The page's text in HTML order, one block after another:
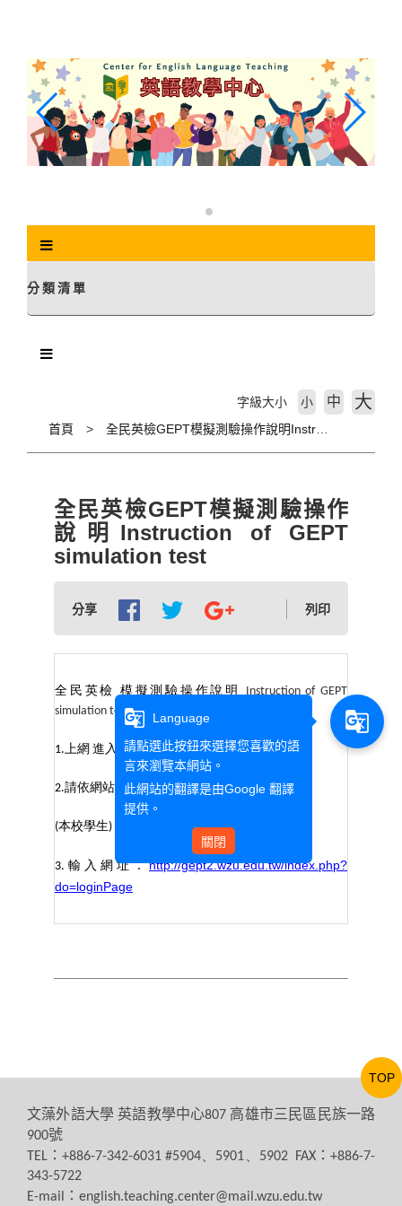
分類清單
首頁
字級大小 小 中 大
全民英檢GEPT模擬測驗操作
說明Instruction of GEPT
simulation test
分享 列印
全民英檢 模擬測驗操作說明
Instruction of GEPT
simulation test
1.上網 進入 “google chrome“
2.請依網站指示下登入帳密
(本校學生) 及密碼均為學號
3. 輸入網址：http://gept2.wzu.edu.tw/index.php?
do=loginPage
文藻外語大學 英語教學中心807 高雄市三民區民族一路
900號
TEL ：+886-7-342-6031 #5904、5901、5902 FAX：+886-7-
343-5722
E-mail
： english.teaching.center@mail.wzu.edu.tw
TOP
g_translate
Language
請點選此按鈕來選擇您喜歡的語
言來瀏覽本網站。
此網站的翻譯是由Google 翻譯
提供。
關閉
g_translate